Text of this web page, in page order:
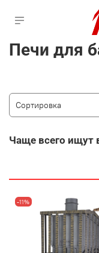
Печи для
Чаще всего ищут
-11%